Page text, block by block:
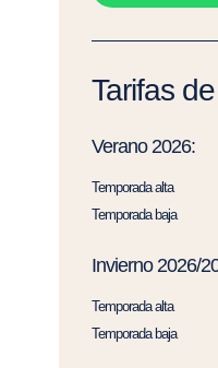
Tarifas
Verano 2026:
Temporada alta
Temporada baja
Invierno 2026/
Temporada alta
Temporada baja